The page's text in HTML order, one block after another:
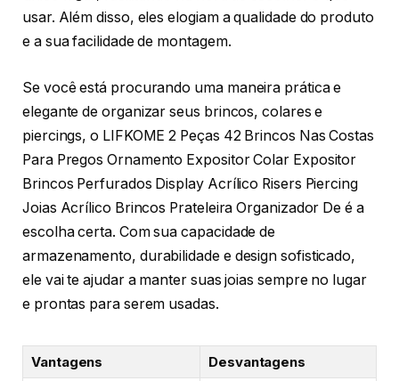
usar. Além disso, eles elogiam a qualidade do produto
e a sua facilidade de montagem.
Se você está procurando uma maneira prática e
elegante de organizar seus brincos, colares e
piercings, o LIFKOME 2 Peças 42 Brincos Nas Costas
Para Pregos Ornamento Expositor Colar Expositor
Brincos Perfurados Display Acrílico Risers Piercing
Joias Acrílico Brincos Prateleira Organizador De é a
escolha certa. Com sua capacidade de
armazenamento, durabilidade e design sofisticado,
ele vai te ajudar a manter suas joias sempre no lugar
e prontas para serem usadas.
Vantagens
Desvantagens